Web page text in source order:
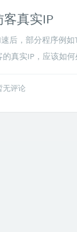
真实IP
后，部分程序例
真实IP，应该如何
无评论